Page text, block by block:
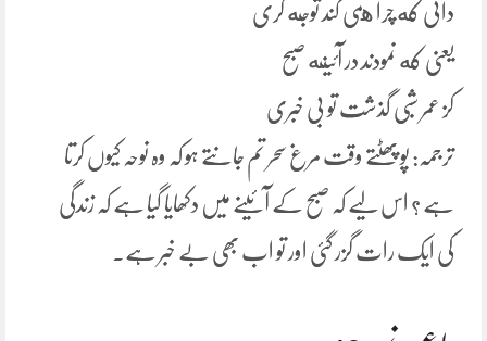
دانی که چرا همی کند توجه گری
یعنی که نمودند در آئینه صبح
کز عمر شبی گذشت تو بی خبری
ترجمہ: پو پھٹتے وقت مرغ سحر تم جانتے ہو کہ وہ نوحہ کیوں کرتا
ہے ؟ اس لیے کہ صبح کے آئینے میں دکھایا گیا ہے کہ زندگی
کی ایک رات گزر گئی اور تو اب بھی بے خبر ہے۔